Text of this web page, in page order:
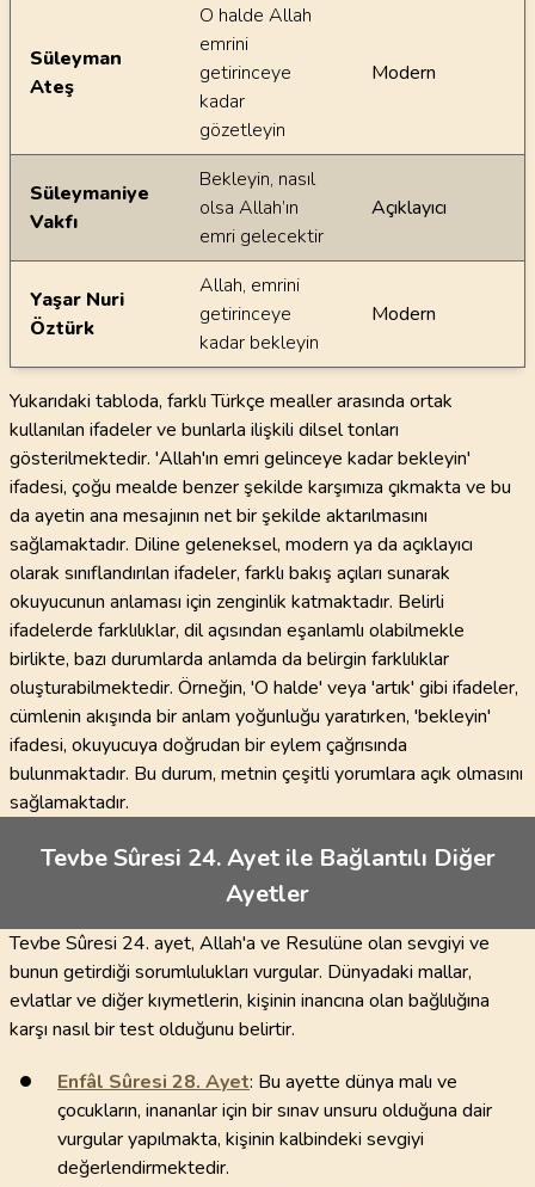
Süleyman
Ateş
O halde Allah
emrini
getirinceye
kadar
gözetleyin
Modern
Süleymaniye
Vakfı
Bekleyin, nasıl
olsa Allah’ın
emri gelecektir
Açıklayıcı
Yaşar Nuri
Öztürk
Allah, emrini
getirinceye
kadar bekleyin
Modern
Yukarıdaki tabloda, farklı Türkçe mealler arasında ortak
kullanılan ifadeler ve bunlarla ilişkili dilsel tonları
gösterilmektedir. 'Allah'ın emri gelinceye kadar bekleyin'
ifadesi, çoğu mealde benzer şekilde karşımıza çıkmakta ve bu
da ayetin ana mesajının net bir şekilde aktarılmasını
sağlamaktadır. Diline geleneksel, modern ya da açıklayıcı
olarak sınıflandırılan ifadeler, farklı bakış açıları sunarak
okuyucunun anlaması için zenginlik katmaktadır. Belirli
ifadelerde farklılıklar, dil açısından eşanlamlı olabilmekle
birlikte, bazı durumlarda anlamda da belirgin farklılıklar
oluşturabilmektedir. Örneğin, 'O halde' veya 'artık' gibi ifadeler,
cümlenin akışında bir anlam yoğunluğu yaratırken, 'bekleyin'
ifadesi, okuyucuya doğrudan bir eylem çağrısında
bulunmaktadır. Bu durum, metnin çeşitli yorumlara açık olmasını
sağlamaktadır.
Tevbe Sûresi 24. Ayet ile Bağlantılı Diğer
Ayetler
Tevbe Sûresi 24. ayet, Allah'a ve Resulüne olan sevgiyi ve
bunun getirdiği sorumlulukları vurgular. Dünyadaki mallar,
evlatlar ve diğer kıymetlerin, kişinin inancına olan bağlılığına
karşı nasıl bir test olduğunu belirtir.
Enfâl Sûresi 28. Ayet: Bu ayette dünya malı ve
çocukların, inananlar için bir sınav unsuru olduğuna dair
vurgular yapılmakta, kişinin kalbindeki sevgiyi
değerlendirmektedir.